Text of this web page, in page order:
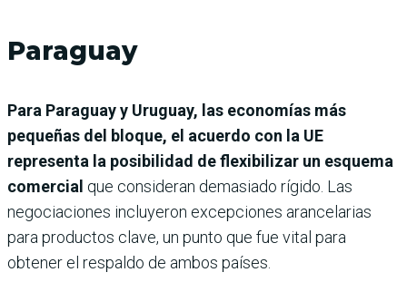
Paraguay
Para Paraguay y Uruguay, las economías más
pequeñas del bloque, el acuerdo con la UE
representa la posibilidad de flexibilizar un esquema
comercial que consideran demasiado rígido. Las
negociaciones incluyeron excepciones arancelarias
para productos clave, un punto que fue vital para
obtener el respaldo de ambos países.